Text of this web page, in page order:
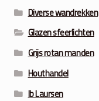
Diverse wandrekken
Glazen sfeerlichten
Grijs rotan manden
Houthandel
Ib Laursen